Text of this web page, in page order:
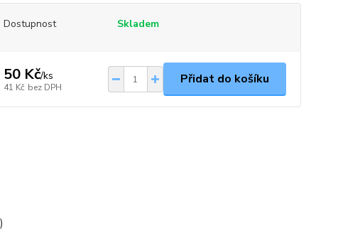
Dostupnost Skladem
50 Kč/ks
41 Kč bez DPH
Přidat do košíku